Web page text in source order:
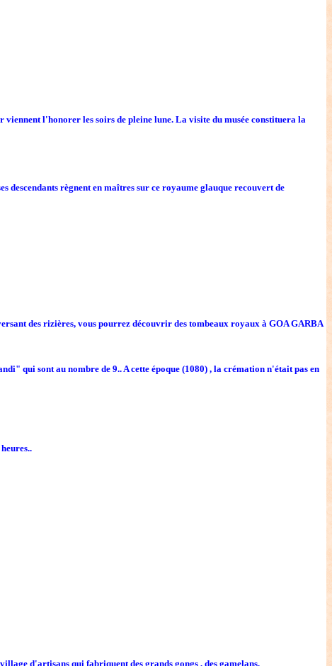
l'honorer les soirs de pleine lune. La visite du musée constituera la
descendants règnent en maîtres sur ce royaume glauque recouvert de
des rizières, vous pourrez découvrir des tombeaux royaux à GOA GARBA
qui sont au nombre de 9.. A cette époque (1080) , la crémation n'était pas en
d'artisans qui fabriquent des grands gongs , des gamelans.